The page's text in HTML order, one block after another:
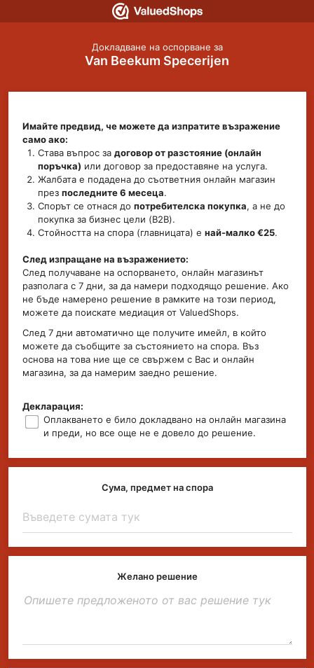
Докладване на оспорване за
Van Beekum Specerijen
Имайте предвид, че можете да изпратите възражение
само ако:
Става въпрос задоговор от разстояние (онлайн
поръчка) или договор за предоставяне на услуга.
Жалбата е подадена до съответния онлайн магазин
презпоследните 6 месеца.
Спорът се отнася допотребителска покупка, а не до
покупка за бизнес цели (B2B).
Стойността на спора (главницата) енай-малко €25.
След изпращане на възражението:
След получаване на оспорването, онлайн магазинът
разполага с 7 дни, за да намери подходящо решение. Ако
не бъде намерено решение в рамките на този период,
можете да поискате медиация от ValuedShops.
След 7 дни автоматично ще получите имейл, в който
можете да съобщите за състоянието на спора. Въз
основа на това ние ще се свържем с Вас и онлайн
магазина, за да намерим заедно решение.
Декларация:
Оплакването е било докладвано на онлайн магазина
и преди, но все още не е довело до решение.
Сума, предмет на спора
Желано решение